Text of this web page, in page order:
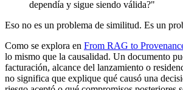
dependía y sigue siendo válida?"
Eso no es un problema de similitud. Es un
Como se explora en From RAG to
lo mismo que la causalidad. Un documento
facturación, alcance del lanzamiento o
no significa que explique qué causó una